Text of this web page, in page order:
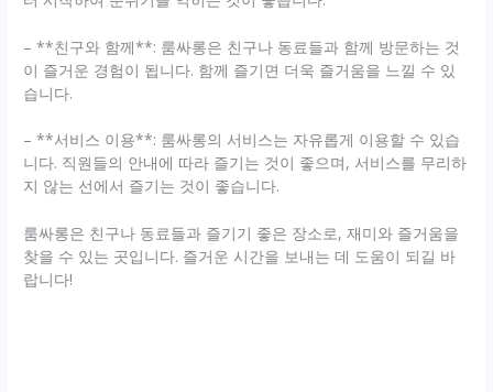
– **친구와 함께**: 룸싸롱은 친구나 동료들과 함께 방문하는 것
이 즐거운 경험이 됩니다. 함께 즐기면 더욱 즐거움을 느낄 수 있
습니다.
– **서비스 이용**: 룸싸롱의 서비스는 자유롭게 이용할 수 있습
니다. 직원들의 안내에 따라 즐기는 것이 좋으며, 서비스를 무리하
지 않는 선에서 즐기는 것이 좋습니다.
룸싸롱은 친구나 동료들과 즐기기 좋은 장소로, 재미와 즐거움을
찾을 수 있는 곳입니다. 즐거운 시간을 보내는 데 도움이 되길 바
랍니다!